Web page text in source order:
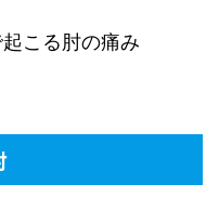
こる肘の痛み